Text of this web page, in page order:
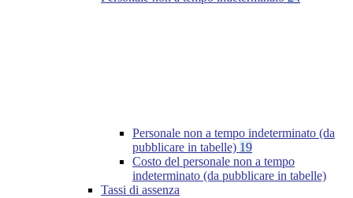
Personale non a tempo indeterminato (da
pubblicare in tabelle) 19
Costo del personale non a tempo
indeterminato (da pubblicare in tabelle)
Tassi di assenza